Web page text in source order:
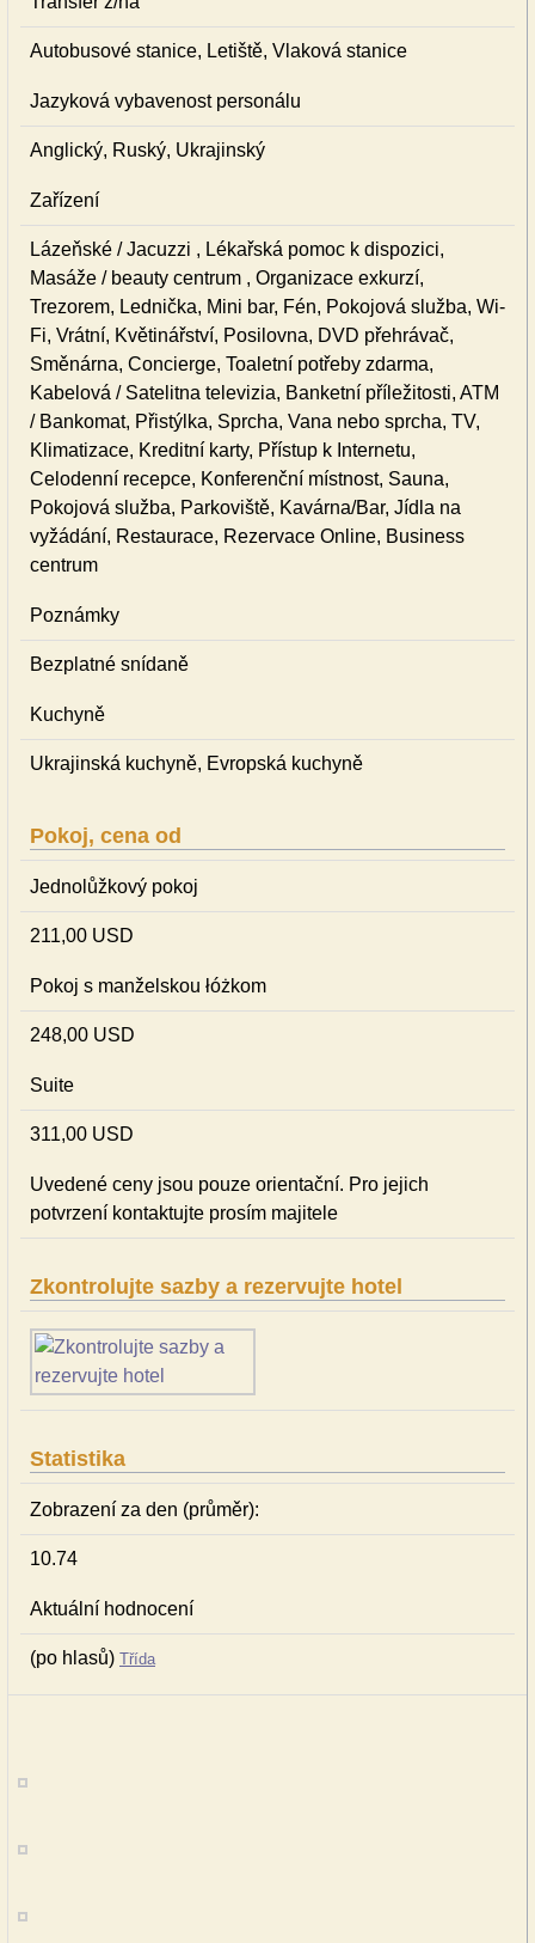
Autobusové stanice, Letiště, Vlaková stanice
Jazyková vybavenost personálu
Anglický, Ruský, Ukrajinský
Zařízení
Lázeňské / Jacuzzi , Lékařská pomoc k dispozici,
Masáže / beauty centrum , Organizace exkurzí,
Trezorem, Lednička, Mini bar, Fén, Pokojová služba, Wi-
Fi, Vrátní, Květinářství, Posilovna, DVD přehrávač,
Směnárna, Concierge, Toaletní potřeby zdarma,
Kabelová / Satelitna televizia, Banketní příležitosti, ATM
/ Bankomat, Přistýlka, Sprcha, Vana nebo sprcha, TV,
Klimatizace, Kreditní karty, Přístup k Internetu,
Celodenní recepce, Konferenční místnost, Sauna,
Pokojová služba, Parkoviště, Kavárna/Bar, Jídla na
vyžádání, Restaurace, Rezervace Online, Business
centrum
Poznámky
Bezplatné snídaně
Kuchyně
Ukrajinská kuchyně, Evropská kuchyně
Pokoj, cena od
Jednolůžkový pokoj
211,00 USD
Pokoj s manželskou łóżkom
248,00 USD
Suite
311,00 USD
Uvedené ceny jsou pouze orientační. Pro jejich
potvrzení kontaktujte prosím majitele
Zkontrolujte sazby a rezervujte hotel
Statistika
Zobrazení za den (průměr):
10.74
Aktuální hodnocení
(po hlasů) Třída